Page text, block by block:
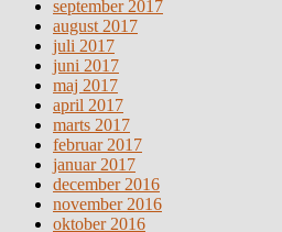
september 2017
august 2017
juli 2017
juni 2017
maj 2017
april 2017
marts 2017
februar 2017
januar 2017
december 2016
november 2016
oktober 2016